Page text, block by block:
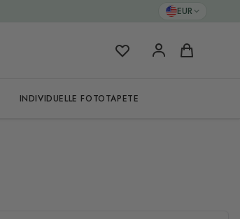
EUR
Meine FavoritenWarenkorb
INDIVIDUELLE FOTOTAPETE